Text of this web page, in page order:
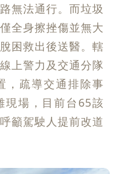
無法通行。而垃圾
全身擦挫傷並無大
困救出後送醫。轄
上警力及交通分隊
，疏導交通排除事
現場，目前台65該
籲駕駛人提前改道